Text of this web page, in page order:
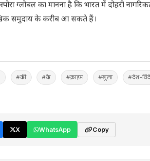
ग्लोबल का मानना ​​है कि भारत में दोहरी
समुदाय के करीब आ सकते हैं।
#की #के #क्राइम #खुला #देश-
X WhatsApp Copy